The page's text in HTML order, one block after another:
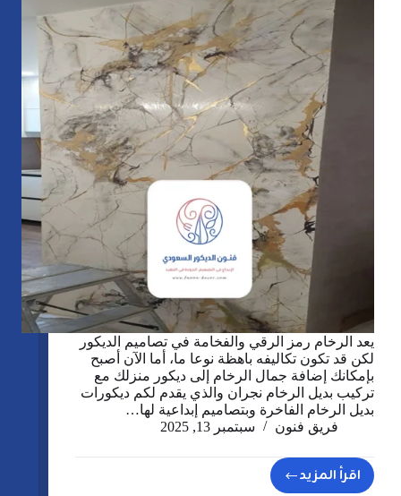
خميس
مشيط
يعد الرخام رمز الرقي والفخامة في تصاميم الديكور
لكن قد تكون تكاليفه باهظة نوعا ما، أما الآن أصبح
بإمكانك إضافة جمال الرخام إلى ديكور منزلك مع
تركيب بديل الرخام نجران والذي يقدم لكم ديكورات
بديل الرخام الفاخرة وبتصاميم إبداعية لها…
فريق فنون
سبتمبر 13, 2025
اقرأ المزيد
تركيب